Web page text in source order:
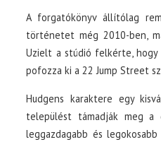
A forgatókönyv állítólag
történetet még 2010-ben,
Uzielt a stúdió felkérte,
pofozza ki a 22 Jump Street
Hudgens karaktere egy
települést támadják meg a
leggazdagabb és